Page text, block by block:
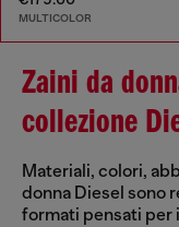
MULTICOLOR
Zaini da
collezione
Materiali, colori,
donna Diesel sono
formati pensati per